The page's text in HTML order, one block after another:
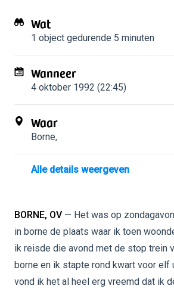
Wat
1 object gedurende 5 minuten
Wanneer
4 oktober 1992 (22:45)
Waar
Borne,
Alle details weergeven
BORNE, OV — Het was op
in borne de plaats waar ik toen
ik reisde die avond met de stop trein
borne en ik stapte rond kwart voor elf
vond ik het al heel erg vreemd dat ik